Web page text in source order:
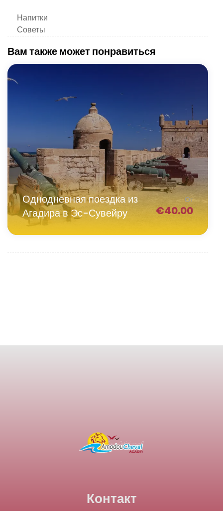
Напитки
Советы
Вам также может понравиться
Однодневная поездка из
Агадира в Эс-Сувейру
От
€40.00
Контакт